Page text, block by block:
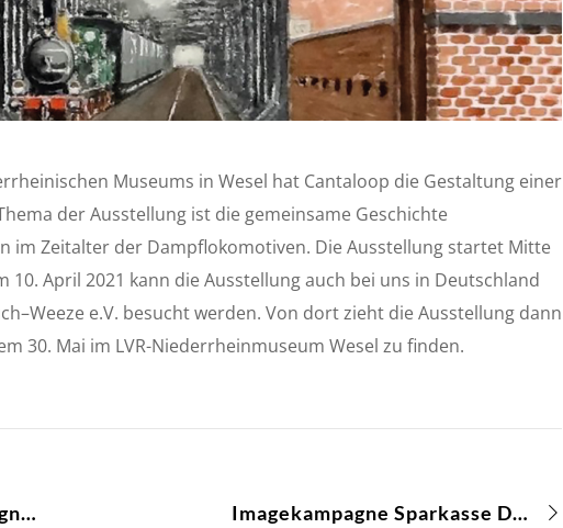
Museums in Wesel hat Cantaloop die Gestaltung einer
der Ausstellung ist die gemeinsame Geschichte
im Zeitalter der Dampflokomotiven. Die Ausstellung startet Mitte
10. April 2021 kann die Ausstellung auch bei uns in Deutschland
e.V. besucht werden. Von dort zieht die Ausstellung dann
30. Mai im LVR-Niederrheinmuseum Wesel zu finden.
Tastyone – Corporate Design und Packaging Design Imagekampagne Sparkasse Duisburg